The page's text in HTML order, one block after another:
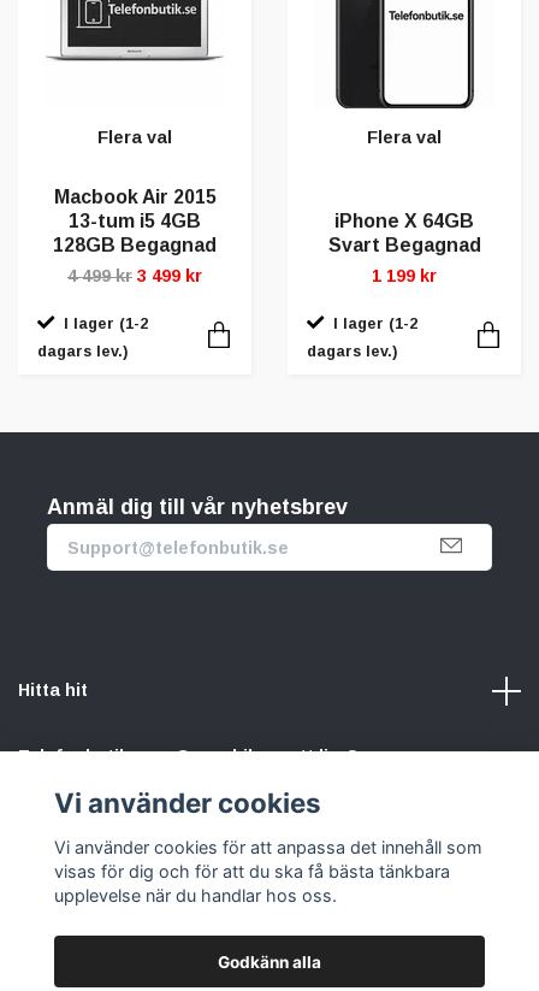
Flera val
Macbook Air 2015
13-tum i5 4GB
128GB Begagnad
4 499 kr 3 499 kr
I lager (1-2
dagars lev.)
Flera val
iPhone X 64GB
Svart Begagnad
1 199 kr
I lager (1-2
dagars lev.)
Anmäl dig till vår nyhetsbrev
Hitta hit
Telefonbutik.se – Ge mobilen nytt liv. Spara pengar.
Sociala medier
Vi använder cookies
Vi använder cookies för att anpassa det innehåll som
visas för dig och för att du ska få bästa tänkbara
upplevelse när du handlar hos oss.
Godkänn alla